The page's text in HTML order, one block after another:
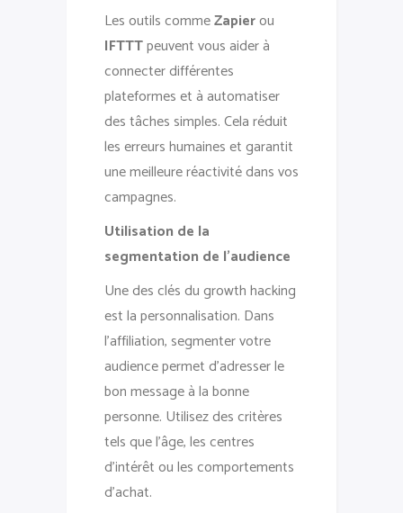
Les outils commeZapierou
IFTTTpeuvent vous aider à
connecter différentes
plateformes et à automatiser
des tâches simples. Cela réduit
les erreurs humaines et garantit
une meilleure réactivité dans vos
campagnes.
Utilisation de la
segmentation de l’audience
Une des clés du growth hacking
est la personnalisation. Dans
l’affiliation, segmenter votre
audience permet d’adresser le
bon message à la bonne
personne. Utilisez des critères
tels que l’âge, les centres
d’intérêt ou les comportements
d’achat.